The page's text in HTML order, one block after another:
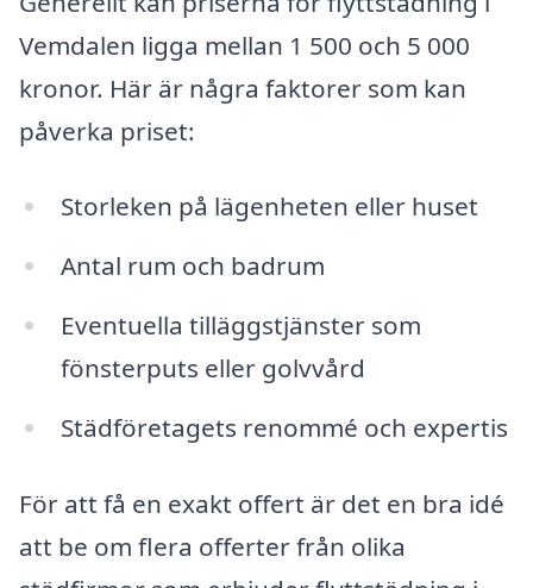
Vemdalen ligga mellan 1 500 och 5 000
kronor. Här är några faktorer som kan
påverka priset:
Storleken på lägenheten eller huset
Antal rum och badrum
Eventuella tilläggstjänster som
fönsterputs eller golvvård
Städföretagets renommé och expertis
För att få en exakt offert är det en bra idé
att be om flera offerter från olika